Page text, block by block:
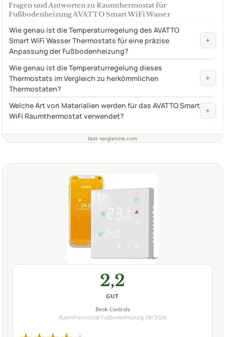
Fragen und Antworten zu Raumthermostat für
Fußbodenheizung AVATTO Smart WiFi Wasser
Wie genau ist die Temperaturregelung des AVATTO
Smart WiFi Wasser Thermostats für eine präzise
Anpassung der Fußbodenheizung?
+
Wie genau ist die Temperaturregelung dieses
Thermostats im Vergleich zu herkömmlichen
Thermostaten?
+
Welche Art von Materialien werden für das AVATTO Smart
WiFi Raumthermostat verwendet?
+
test-vergleiche.com
2,2
GUT
Beok Controls
Raumthermostat Fußbodenheizung 08/2026